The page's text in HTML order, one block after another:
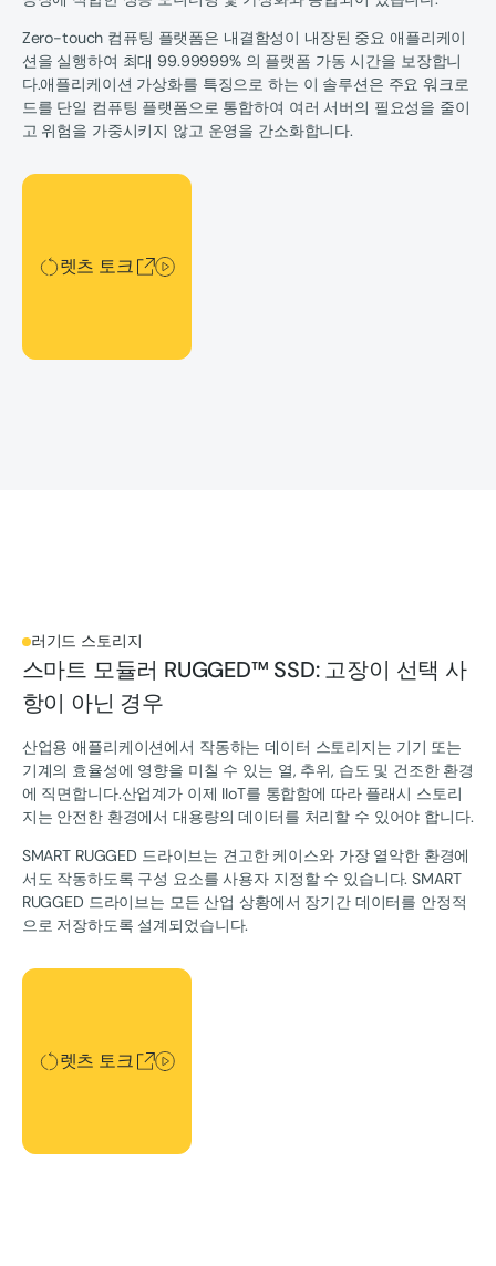
Zero-touch 컴퓨팅 플랫폼은 내결함성이 내장된 중요 애플리케이
션을 실행하여 최대 99.99999% 의 플랫폼 가동 시간을 보장합니
다.애플리케이션 가상화를 특징으로 하는 이 솔루션은 주요 워크로
드를 단일 컴퓨팅 플랫폼으로 통합하여 여러 서버의 필요성을 줄이
고 위험을 가중시키지 않고 운영을 간소화합니다.
렛츠 토크
렛츠 토크
러기드 스토리지
스마트 모듈러 RUGGED™ SSD: 고장이 선택 사
항이 아닌 경우
산업용 애플리케이션에서 작동하는 데이터 스토리지는 기기 또는
기계의 효율성에 영향을 미칠 수 있는 열, 추위, 습도 및 건조한 환경
에 직면합니다.산업계가 이제 IIoT를 통합함에 따라 플래시 스토리
지는 안전한 환경에서 대용량의 데이터를 처리할 수 있어야 합니다.‍
SMART RUGGED 드라이브는 견고한 케이스와 가장 열악한 환경에
서도 작동하도록 구성 요소를 사용자 지정할 수 있습니다. SMART
RUGGED 드라이브는 모든 산업 상황에서 장기간 데이터를 안정적
으로 저장하도록 설계되었습니다.
렛츠 토크
렛츠 토크